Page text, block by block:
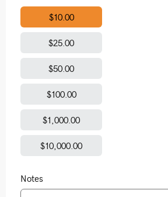
$10.00
$25.00
$50.00
$100.00
$1,000.00
$10,000.00
Notes